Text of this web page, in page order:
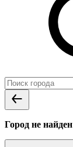
Город не найден